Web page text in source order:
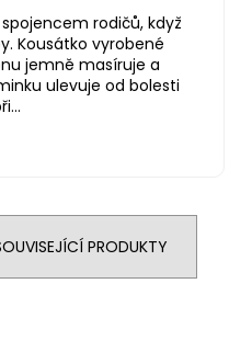
rodičů, když
Kousátko vyrobené
jemně masíruje a
ulevuje od bolesti
PRODUKTY